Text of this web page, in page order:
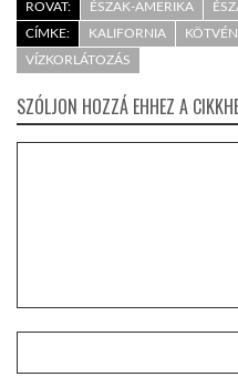
ROVAT: ÉSZAK-AMERIKA
CÍMKE:
KALIFORNIA
VÍZKORLÁTOZÁS
SZÓLJON HOZZÁ EHHEZ A